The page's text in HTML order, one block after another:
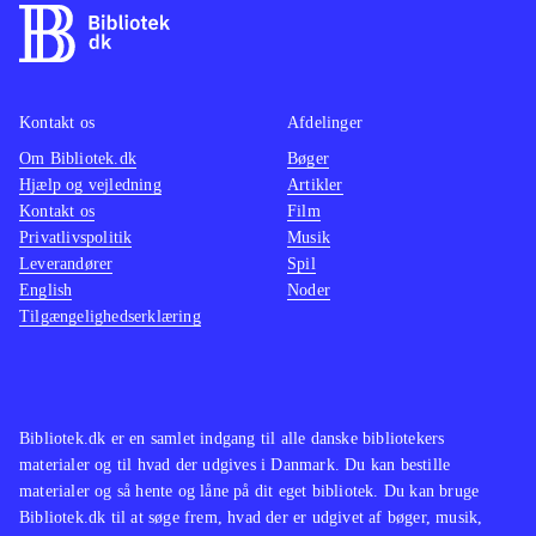
lækre grafik er spillet en direkte
filmisk oplevelse
leder tankerne hen på The Elder
Scrolls-serien og GTA-serien. Serien
findes også på en lang række
biblioteker
Assassin's Creed-serien er
monumental, og dette spil viser
hvorfor. Her har man historie, action,
den heldige låner en herlig
spiloplevelse .
Bibliotek.dk er en samlet indgang til alle danske bibliotekers
materialer og til hvad der udgives i Danmark. Du kan bestille
materialer og så hente og låne på dit eget bibliotek. Du kan bruge
Bibliotek.dk til at søge frem, hvad der er udgivet af bøger, musik,
Kontakt os
Om Bibliotek.dk
Hjælp og vejledning
Kontakt os
Privatlivspolitik
Leverandører
English
Tilgængelighedserklæring
Afdelinger
Bøger
Artikler
Film
Musik
Spil
Noder